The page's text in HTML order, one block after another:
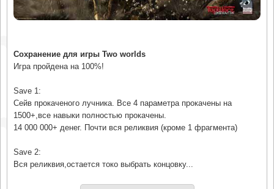
Сохранение для игры Two worlds
Игра пройдена на 100%!
Save 1:
Сейв прокаченого лучника. Все 4 параметра прокачены на
1500+,все навыки полностью прокачены.
14 000 000+ денег. Почти вся реликвия (кроме 1 фрагмента)
Save 2:
Вся реликвия,остается токо выбрать концовку...